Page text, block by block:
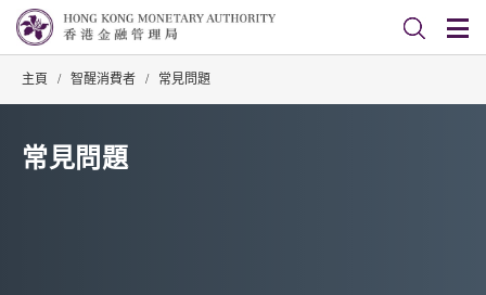
主頁 / 智醒消費者 / 常見問題
常見問題